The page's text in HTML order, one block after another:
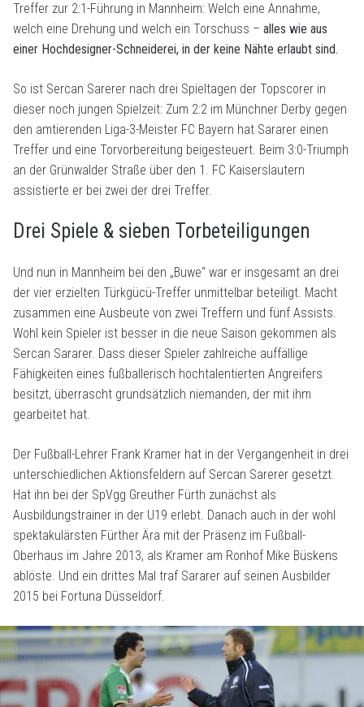
Treffer zur 2:1-Führung in Mannheim: Welch eine Annahme,
welch eine Drehung und welch ein Torschuss – alles wie aus
einer Hochdesigner-Schneiderei, in der keine Nähte erlaubt sind.
So ist Sercan Sarerer nach drei Spieltagen der Topscorer in
dieser noch jungen Spielzeit: Zum 2:2 im Münchner Derby gegen
den amtierenden Liga-3-Meister FC Bayern hat Sararer einen
Treffer und eine Torvorbereitung beigesteuert. Beim 3:0-Triumph
an der Grünwalder Straße über den 1. FC Kaiserslautern
assistierte er bei zwei der drei Treffer.
Drei Spiele & sieben Torbeteiligungen
Und nun in Mannheim bei den „Buwe“ war er insgesamt an drei
der vier erzielten Türkgücü-Treffer unmittelbar beteiligt. Macht
zusammen eine Ausbeute von zwei Treffern und fünf Assists.
Wohl kein Spieler ist besser in die neue Saison gekommen als
Sercan Sararer. Dass dieser Spieler zahlreiche auffällige
Fähigkeiten eines fußballerisch hochtalentierten Angreifers
besitzt, überrascht grundsätzlich niemanden, der mit ihm
gearbeitet hat.
Der Fußball-Lehrer Frank Kramer hat in der Vergangenheit in drei
unterschiedlichen Aktionsfeldern auf Sercan Sarerer gesetzt.
Hat ihn bei der SpVgg Greuther Fürth zunächst als
Ausbildungstrainer in der U19 erlebt. Danach auch in der wohl
spektakulärsten Fürther Ära mit der Präsenz im Fußball-
Oberhaus im Jahre 2013, als Kramer am Ronhof Mike Büskens
ablöste. Und ein drittes Mal traf Sararer auf seinen Ausbilder
2015 bei Fortuna Düsseldorf.